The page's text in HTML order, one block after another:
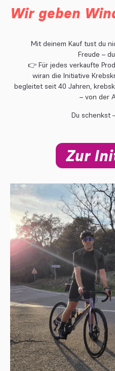
Wir geben
Mit deinem Kauf tust du
Freude –
👉 Für jedes verkaufte
wiran die Initiative
begleitet seit 40 Jahren,
– von der
Du schenkst
Zur